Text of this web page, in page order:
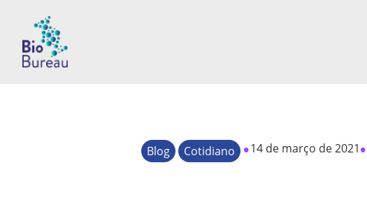
Blog Cotidiano •14 de março de 2021•